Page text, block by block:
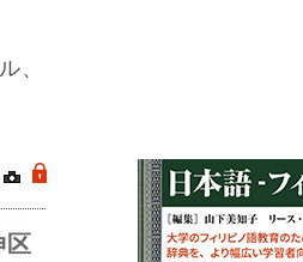
、
.